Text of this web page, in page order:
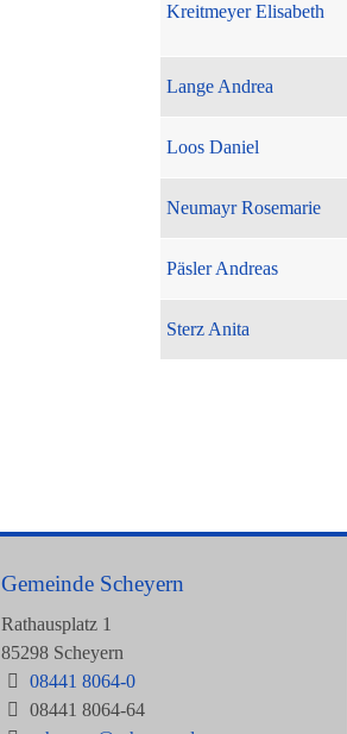
Kreitmeyer Elisabeth
Lange Andrea
Loos Daniel
Neumayr Rosemarie
Päsler Andreas
Sterz Anita
Gemeinde Scheyern
Rathausplatz 1
85298 Scheyern
08441 8064-0
08441 8064-64